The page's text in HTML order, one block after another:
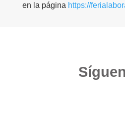
en la página https://